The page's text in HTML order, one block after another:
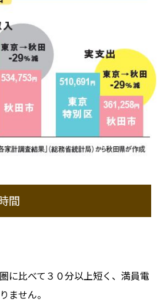
間
に比べて３０分以上短く、満員電
ません。